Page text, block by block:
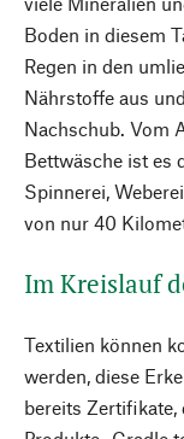
Boden in diesem
Regen in den
Nährstoffe aus
Nachschub. Vom
Bettwäsche ist es
Spinnerei,
von nur 40
Im Kreislauf
Textilien können
werden, diese
bereits Zertifikate,